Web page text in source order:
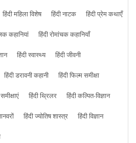
हिंदी महिला विशेष हिंदी नाटक
हिंदी प्रेम कथाएँ
कहानियां
हिंदी रोमांचक कहानियाँ
हिंदी स्वास्थ्य
हिंदी जीवनी
हिंदी डरावनी कहानी
हिंदी फिल्म समीक्षा
हिंदी थ्रिलर
हिंदी कल्पित-विज्ञान
हिंदी ज्योतिष शास्त्र
हिंदी विज्ञान